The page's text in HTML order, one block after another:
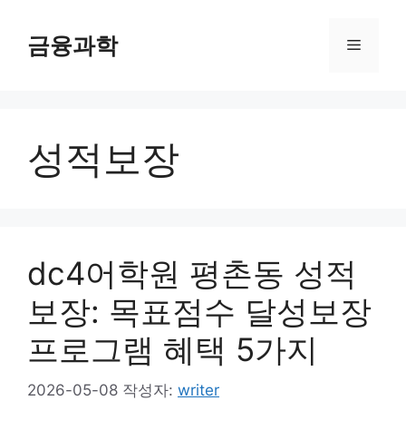
금융과학 메
성적보장
dc4어학원 평촌동 성적
보장: 목표점수 달성보장
프로그램 혜택 5가지
2026-05-08 작성자: writer